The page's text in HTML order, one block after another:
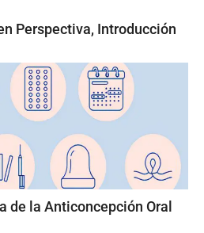
Perspectiva, Introducción
de la Anticoncepción Oral